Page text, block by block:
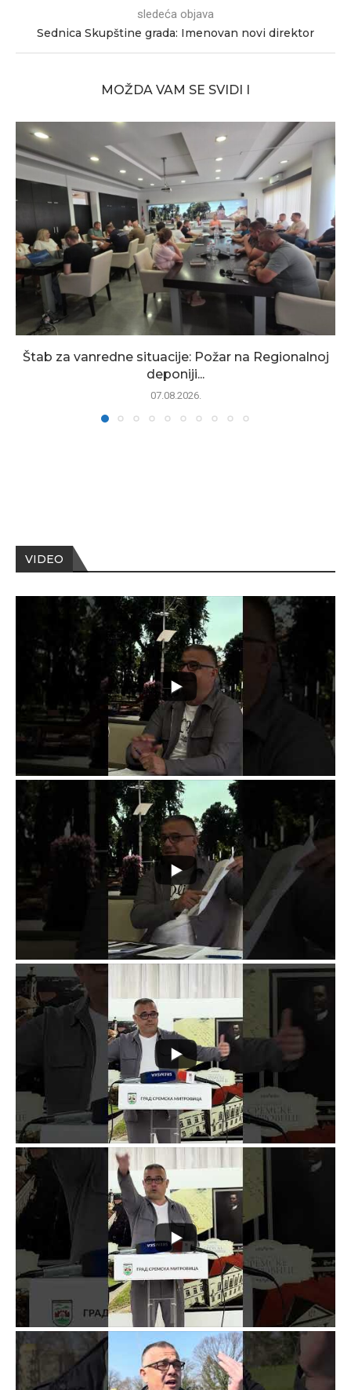
sledeća objava
Sednica Skupštine grada: Imenovan novi direktor
MOŽDA VAM SE SVIDI I
Štab za vanredne situacije: Požar na Regionalnoj
deponiji...
07.08.2026.
VIDEO